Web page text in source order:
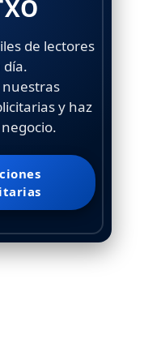
de lectores
día.
nuestras
y haz